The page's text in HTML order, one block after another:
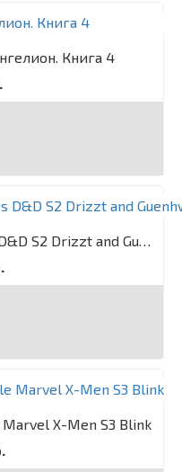
Книга 4
Фигурка Funko POP! Games D&D S2 Drizzt and Guenhwyvar 2PK
X-Men S3 Blink